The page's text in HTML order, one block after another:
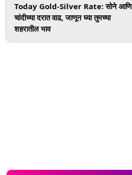
Today Gold-Silver Rate: सोने आणि
चांदीच्या दरात वाढ, जाणून घ्या तुमच्या
शहरातील भाव